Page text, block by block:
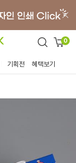
0
기획전 혜택보기